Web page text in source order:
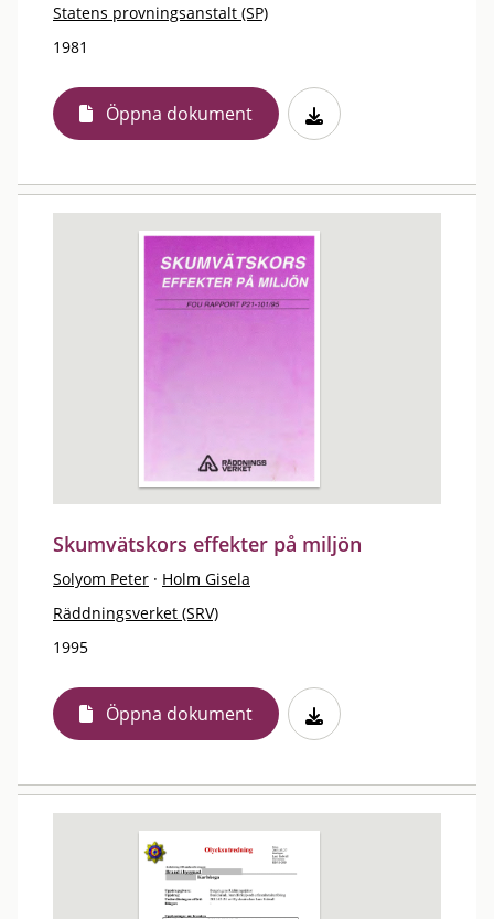
Statens provningsanstalt (SP)
1981
Öppna dokument
Skumvätskors effekter på miljön
Solyom Peter · Holm Gisela
Räddningsverket (SRV)
1995
Öppna dokument